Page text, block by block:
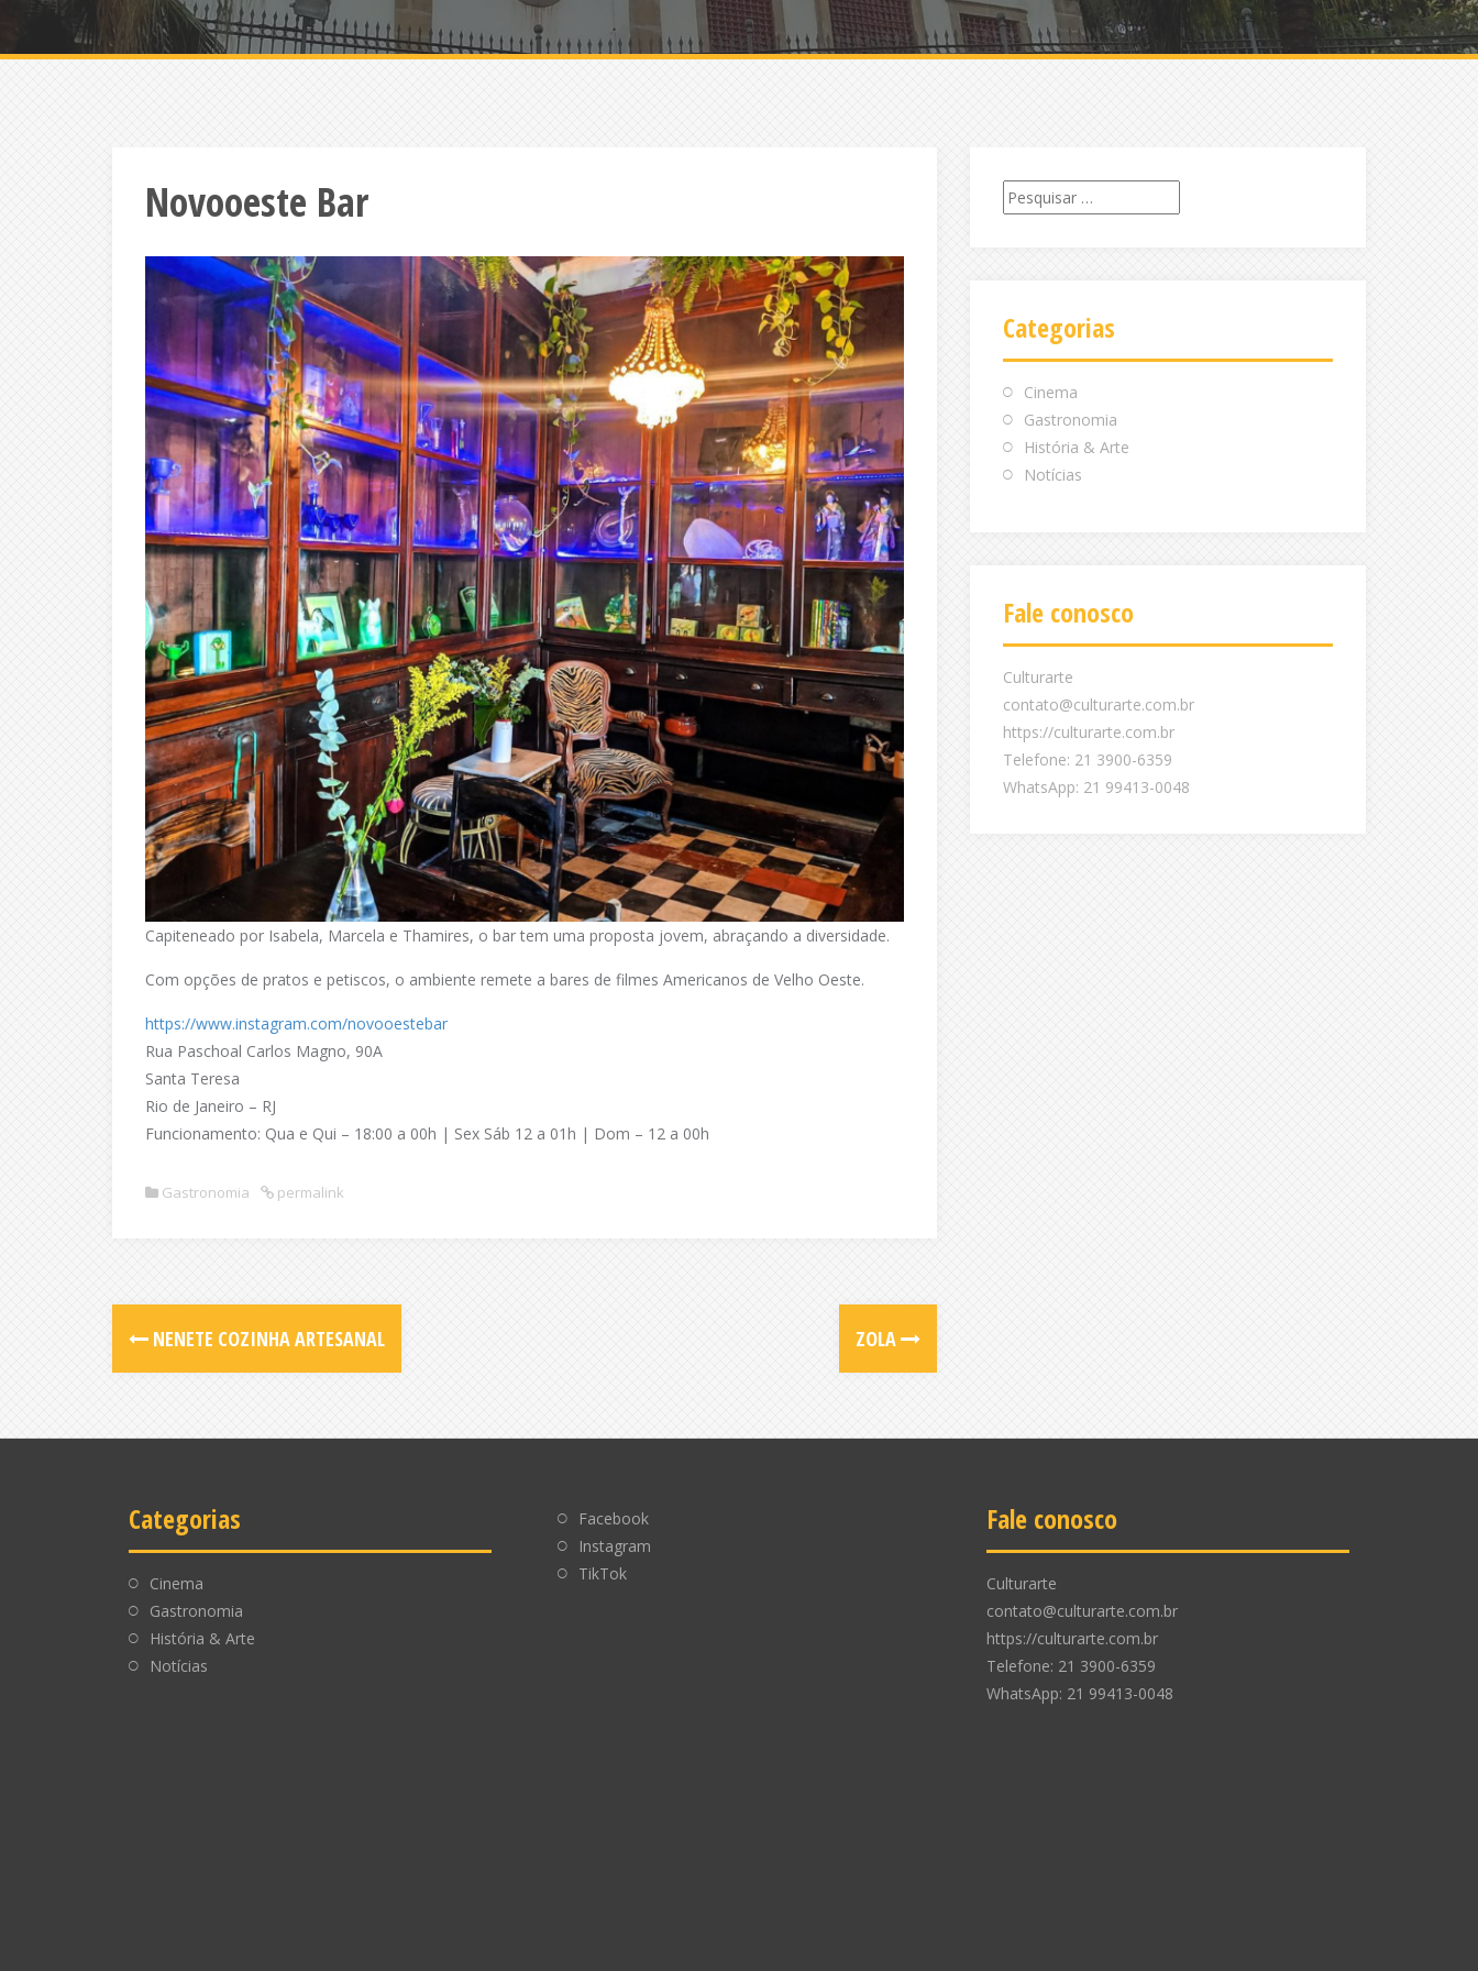
Novooeste Bar
Capiteneado por Isabela, Marcela e Thamires, o bar tem uma proposta jovem, abraçando a diversidade.
Com opções de pratos e petiscos, o ambiente remete a bares de filmes Americanos de Velho Oeste.
https://www.instagram.com/novooestebar
Rua Paschoal Carlos Magno, 90A
Santa Teresa
Rio de Janeiro – RJ
Funcionamento: Qua e Qui – 18:00 a 00h | Sex Sáb 12 a 01h | Dom – 12 a 00h
Gastronomia permalink
NENETE COZINHA ARTESANAL ZOLA
Pesquisar
por:
Categorias
Cinema
Gastronomia
História & Arte
Notícias
Fale conosco
Culturarte
contato@culturarte.com.br
https://culturarte.com.br
Telefone: 21 3900-6359
WhatsApp: 21 99413-0048
Categorias
Cinema
Gastronomia
História & Arte
Notícias
Facebook
Instagram
TikTok
Fale conosco
Culturarte
contato@culturarte.com.br
https://culturarte.com.br
Telefone: 21 3900-6359
WhatsApp: 21 99413-0048